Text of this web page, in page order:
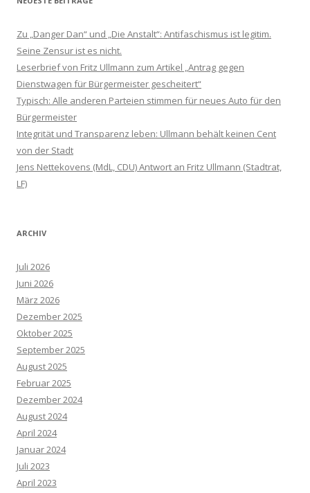
Zu „Danger Dan“ und „Die Anstalt“: Antifaschismus ist legitim.
Seine Zensur ist es nicht.
Leserbrief von Fritz Ullmann zum Artikel „Antrag gegen
Dienstwagen für Bürgermeister gescheitert“
Typisch: Alle anderen Parteien stimmen für neues Auto für den
Bürgermeister
Integrität und Transparenz leben: Ullmann behält keinen Cent
von der Stadt
Jens Nettekovens (MdL, CDU) Antwort an Fritz Ullmann (Stadtrat,
LF)
ARCHIV
Juli 2026
Juni 2026
März 2026
Dezember 2025
Oktober 2025
September 2025
August 2025
Februar 2025
Dezember 2024
August 2024
April 2024
Januar 2024
Juli 2023
April 2023